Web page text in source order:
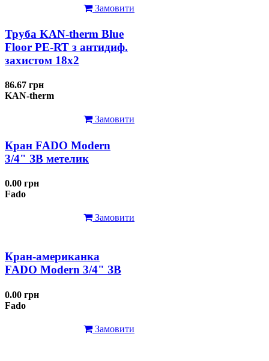
Замовити
Труба KAN-therm Blue
Floor PE-RT з антидиф.
захистом 18х2
86.67 грн
KAN-therm
Замовити
Кран FADO Modern
3/4" ЗВ метелик
0.00 грн
Fado
Замовити
Кран-американка
FADO Modern 3/4" ЗВ
0.00 грн
Fado
Замовити